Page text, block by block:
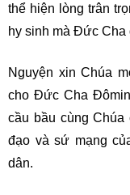
thể hiện lòng trân
hy sinh mà Đức Cha
Nguyện xin Chúa
cho Đức Cha
cầu bầu cùng
đạo và sứ mạng
dân.